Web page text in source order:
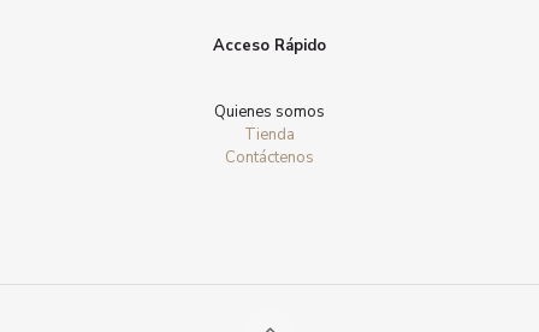
Acceso Rápido
Quienes somos
Tienda
Contáctenos